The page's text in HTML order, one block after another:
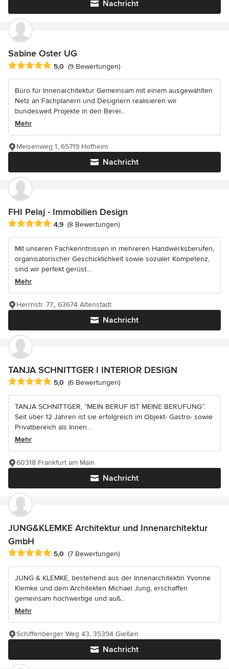
Nachricht
Sabine Oster UG
Durchschnittliche Bewertung: 5 von 5 Sternen
5,0 (9 Bewertungen)
Büro für Innenarchitektur Gemeinsam mit einem ausgewählten
Netz an Fachplanern und Designern realisieren wir
bundesweit Projekte in den Berei...
Mehr
Nachricht
Meisenweg 1, 65719 Hofheim
FHI Pelaj - Immobilien Design
Durchschnittliche Bewertung: 4.9 von 5 Sternen
4,9 (8 Bewertungen)
Mit unseren Fachkenntnissen in mehreren Handwerksberufen,
organisatorischer Geschicklichkeit sowie sozialer Kompetenz,
sind wir perfekt gerüst...
Mehr
Nachricht
Herrnstr. 77,, 63674 Altenstadt
TANJA SCHNITTGER I INTERIOR DESIGN
Durchschnittliche Bewertung: 5 von 5 Sternen
5,0 (6 Bewertungen)
TANJA SCHNITTGER, “MEIN BERUF IST MEINE BERUFUNG“.
Seit über 12 Jahren ist sie erfolgreich im Objekt- Gastro- sowie
Privatbereich als Innen...
Mehr
Nachricht
60318 Frankfurt am Main
JUNG&KLEMKE Architektur und Innenarchitektur
GmbH
Durchschnittliche Bewertung: 5 von 5 Sternen
5,0 (7 Bewertungen)
JUNG & KLEMKE, bestehend aus der Innenarchitektin Yvonne
Klemke und dem Architekten Michael Jung, erschaffen
gemeinsam hochwertige und auß...
Mehr
Nachricht
Schiffenberger Weg 43, 35394 Gießen